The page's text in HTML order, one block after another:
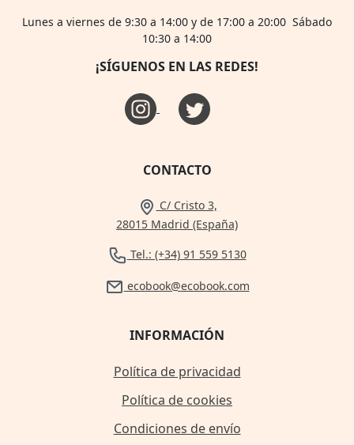
Lunes a viernes de 9:30 a 14:00 y de 17:00 a 20:00 Sábado
10:30 a 14:00
¡SÍGUENOS EN LAS REDES!
CONTACTO
C/ Cristo 3,
28015 Madrid (España)
Tel.: (+34) 91 559 5130
ecobook@ecobook.com
INFORMACIÓN
Política de privacidad
Política de cookies
Condiciones de envío